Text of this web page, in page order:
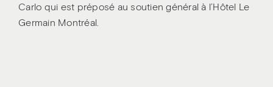
Carlo qui est préposé au soutien général à l’Hôtel Le
Germain Montréal.